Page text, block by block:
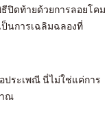
ปิดท้ายด้วยการลอยโคม
นการเฉลิมฉลองที่
ระเพณี นี่ไม่ใช่แค่การ
ณ